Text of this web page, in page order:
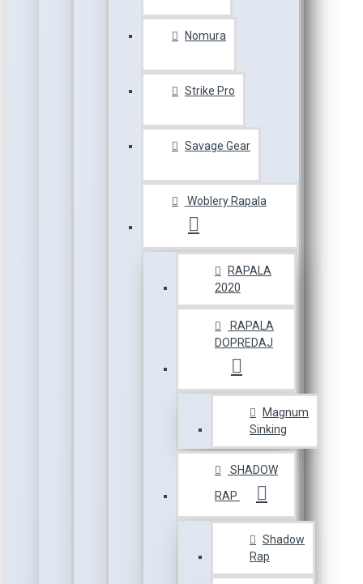
Nomura
Strike Pro
Savage Gear
Woblery Rapala
RAPALA
2020
RAPALA
DOPREDAJ
Magnum
Sinking
SHADOW
RAP
Shadow
Rap